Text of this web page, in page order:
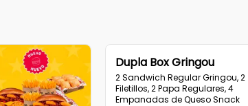
Dupla Box Gringou
2 Sandwich Regular Gringou, 2
Filetillos, 2 Papa Regulares, 4
Empanadas de Queso Snack